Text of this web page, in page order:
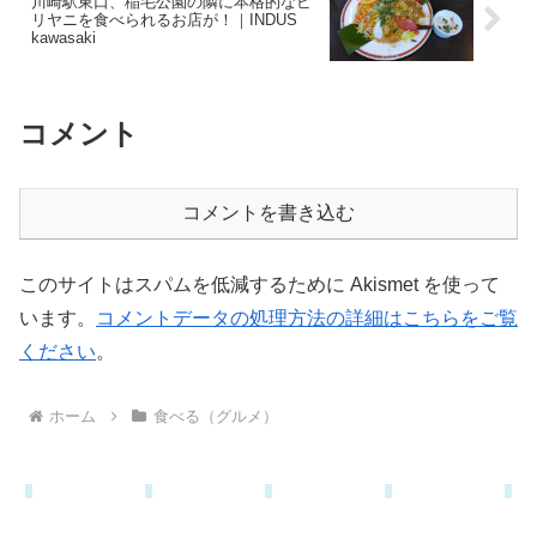
リヤニを食べられるお店が！｜INDUS
kawasaki
コメント
コメントを書き込む
このサイトはスパムを低減するために Akismet を使って
います。
コメントデータの処理方法の詳細はこちらをご覧
ください。
ホーム 食べる（グルメ）